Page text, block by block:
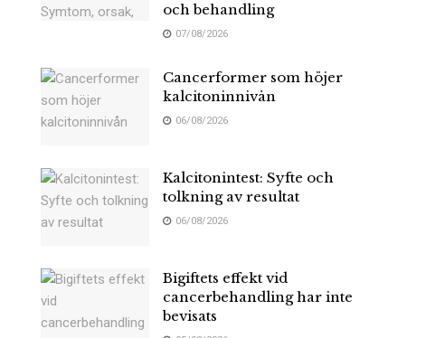
och behandling
07/08/2026
Cancerformer som höjer
kalcitoninnivån
06/08/2026
Kalcitonintest: Syfte och
tolkning av resultat
06/08/2026
Bigiftets effekt vid
cancerbehandling har inte
bevisats